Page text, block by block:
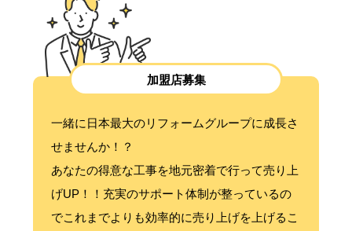
加盟店募集
一緒に日本最大のリフォームグループに成長さ
せませんか！？
あなたの得意な工事を地元密着で行って売り上
げUP！！充実のサポート体制が整っているの
でこれまでよりも効率的に売り上げを上げるこ